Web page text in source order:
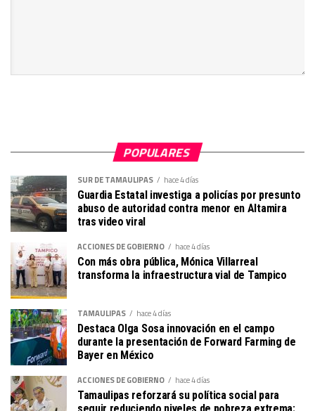
POPULARES
SUR DE TAMAULIPAS hace 4 días
Guardia Estatal investiga a policías por presunto
abuso de autoridad contra menor en Altamira
tras video viral
ACCIONES DE GOBIERNO hace 4 días
Con más obra pública, Mónica Villarreal
transforma la infraestructura vial de Tampico
TAMAULIPAS hace 4 días
Destaca Olga Sosa innovación en el campo
durante la presentación de Forward Farming de
Bayer en México
ACCIONES DE GOBIERNO hace 4 días
Tamaulipas reforzará su política social para